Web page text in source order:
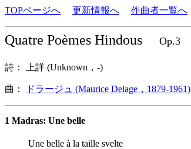
TOPページへ 更新情報へ 作曲者一覧へ
Quatre Poèmes Hindous Op.3
詩： 上詳 (Unknown，-)
曲： ドラージュ (Maurice Delage，1879-1961)
1 Madras: Une belle
Une belle à la taille svelte